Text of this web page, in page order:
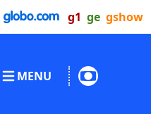
g1 ge gshow
MENU